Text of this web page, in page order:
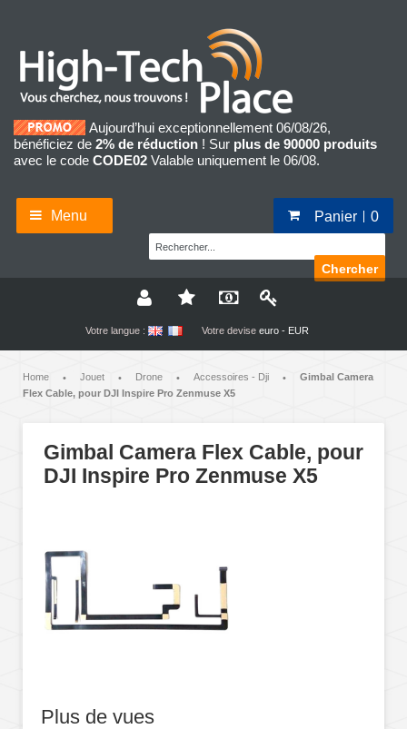
Aujourd’hui exceptionnellement 06/08/26,
bénéficiez de 2% de réduction ! Sur plus de 90000 produits
avec le code CODE02 Valable uniquement le 06/08.
Menu Panier 0
Chercher
Votre langue : Votre devise euro - EUR
Home • Jouet • Drone • Accessoires - Dji •
Gimbal Camera
Flex Cable, pour DJI Inspire Pro Zenmuse X5
Gimbal Camera Flex Cable, pour
DJI Inspire Pro Zenmuse X5
Plus de vues